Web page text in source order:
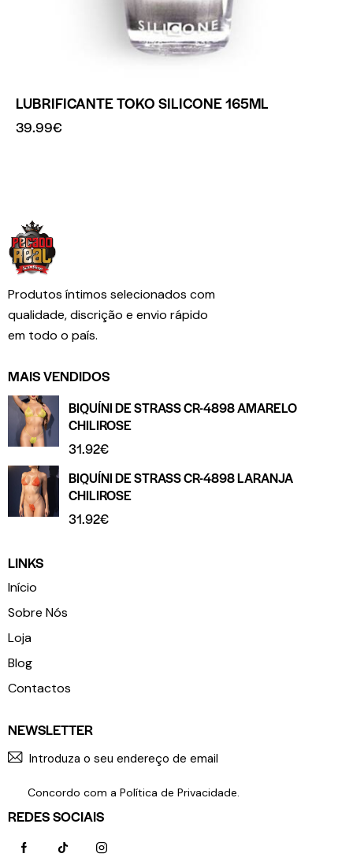
LUBRIFICANTE TOKO SILICONE 165ML
39.99€
Produtos íntimos selecionados com
qualidade, discrição e envio rápido
em todo o país.
MAIS VENDIDOS
BIQUÍNI DE STRASS CR-4898 AMARELO
CHILIROSE
31.92€
BIQUÍNI DE STRASS CR-4898 LARANJA
CHILIROSE
31.92€
LINKS
Início
Sobre Nós
Loja
Blog
Contactos
NEWSLETTER
Concordo com a Política de Privacidade.
REDES SOCIAIS